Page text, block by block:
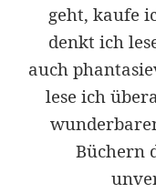
geht, kaufe
denkt ich
auch
lese ich
Büchern